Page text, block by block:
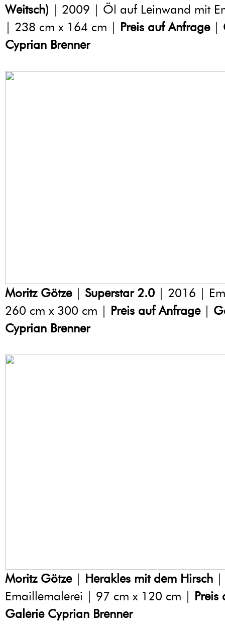
Weitsch) | 2009 | Öl auf Leinwand mit
| 238 cm x 164 cm | Preis auf Anfrage|
Cyprian Brenner
Moritz Götze| Superstar 2.0 | 2016 |
260 cm x 300 cm | Preis auf Anfrage|
Cyprian Brenner
Moritz Götze| Herakles mit dem Hirsch |
Emaillemalerei | 97 cm x 120 cm | Preis
Galerie Cyprian Brenner